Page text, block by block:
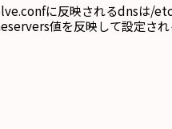
に反映されるdnsは/
値を反映して設定され